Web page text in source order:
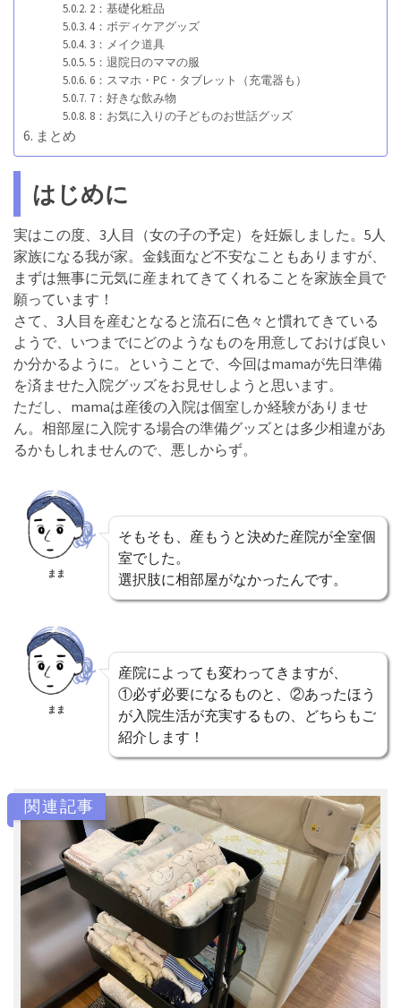
2：基礎化粧品
4：ボディケアグッズ
3：メイク道具
5：退院日のママの服
6：スマホ・PC・タブレット（充電器も）
7：好きな飲み物
8：お気に入りの子どものお世話グッズ
まとめ
はじめに
実はこの度、3人目（女の子の予定）を妊娠しました。5人
家族になる我が家。金銭面など不安なこともありますが、
まずは無事に元気に産まれてきてくれることを家族全員で
願っています！
さて、3人目を産むとなると流石に色々と慣れてきている
ようで、いつまでにどのようなものを用意しておけば良い
か分かるように。ということで、今回はmamaが先日準備
を済ませた入院グッズをお見せしようと思います。
ただし、mamaは産後の入院は個室しか経験がありませ
ん。相部屋に入院する場合の準備グッズとは多少相違があ
るかもしれませんので、悪しからず。
まま
そもそも、産もうと決めた産院が全室個
室でした。
選択肢に相部屋がなかったんです。
まま
産院によっても変わってきますが、
①必ず必要になるものと、②あったほう
が入院生活が充実するもの、どちらもご
紹介します！
関連記事